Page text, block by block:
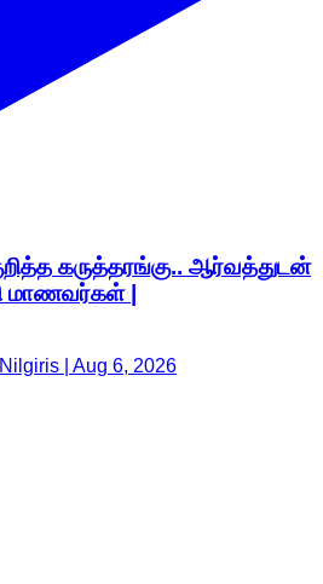
கருத்தரங்கு.. ஆர்வத்துடன்
மாணவர்கள் |
| Aug 6, 2026